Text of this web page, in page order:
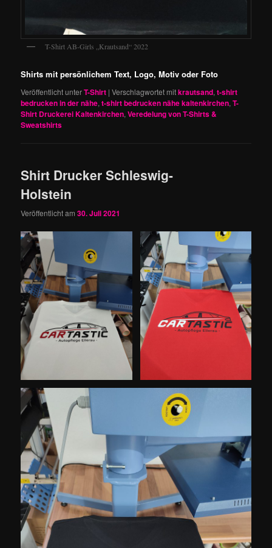
T-Shirt AB-Girls „Krautsand“ 2022
Shirts mit persönlichem Text, Logo, Motiv oder Foto
Veröffentlicht unterT-Shirt |Verschlagwortet mitkrautsand,t-shirt
bedrucken in der nähe,t-shirt bedrucken nähe kaltenkirchen,T-
Shirt Druckerei Kaltenkirchen,Veredelung von T-Shirts &
Sweatshirts
Shirt Drucker Schleswig-
Holstein
Veröffentlicht am30. Juli 2021